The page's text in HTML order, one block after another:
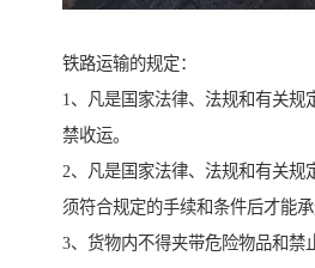
铁路运输的规定：
1、凡是国家法律、法规和有关规
禁收运。
2、凡是国家法律、法规和有关规
须符合规定的手续和条件后才能承
3、货物内不得夹带危险物品和禁